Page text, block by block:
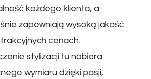
każdego klienta, a
zapewniają wysoką jakość
cenach.
stylizacji tu nabiera
wymiaru dzięki pasji,